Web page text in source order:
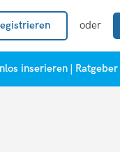
oder
inserieren Ratgeber